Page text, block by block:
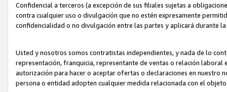
Confidencial a terceros (a excepción de sus filiales sujetas a
contra cualquier uso o divulgación que no estén expresamente
confidencialidad o no divulgación entre las partes y aplicará durante
Usted y nosotros somos contratistas independientes, y nada de lo
representación, franquicia, representante de ventas o relación
autorización para hacer o aceptar ofertas o declaraciones en nuestro
persona o entidad adopten cualquier medida relacionada con el